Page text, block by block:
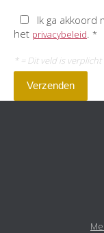
Ik ga akkoord
het privacybeleid *
*= Dit veld is verplicht
Verzenden